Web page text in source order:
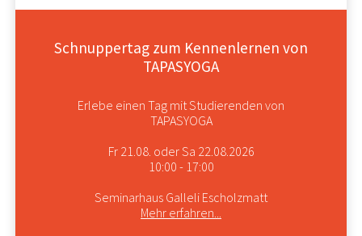
Schnuppertag zum Kennenlernen von
TAPASYOGA
Erlebe einen Tag mit Studierenden von
TAPASYOGA
Fr 21.08. oder Sa 22.08.2026
10:00 - 17:00
Seminarhaus Galleli Escholzmatt
Mehr erfahren...